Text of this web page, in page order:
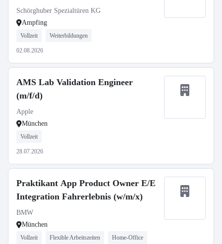
Schörghuber Spezialtüren KG
Ampfing
Vollzeit Weiterbildungen
02.08.2026
AMS Lab Validation Engineer
(m/f/d)
Apple
München
Vollzeit
28.07.2026
Praktikant App Product Owner E/E
Integration Fahrerlebnis (w/m/x)
BMW
München
Vollzeit Flexible Arbeitszeiten Home-Office